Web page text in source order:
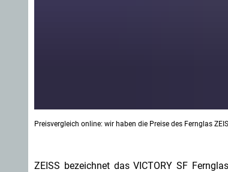
Preisvergleich online: wir haben die Preise des Fernglas
ZEISS bezeichnet das VICTORY SF